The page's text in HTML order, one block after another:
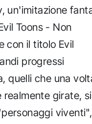
un'imitazione
Toons - Non
con il titolo Evil
progressi
quelli che una
girate, si
viventi",